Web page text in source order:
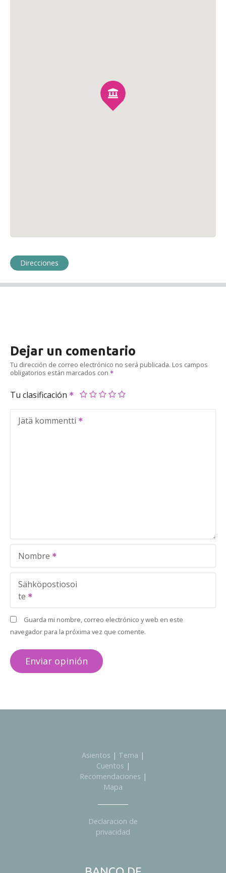
Direcciones
Dejar un comentario
Tu dirección de correo electrónico no será publicada. Los campos
obligatorios están marcados con
Tu clasificación
Jätä kommentti
Nombre
Sähköpostiosoi
te
Guarda mi nombre, correo electrónico y web en este
navegador para la próxima vez que comente.
Asientos | Tema |
Cuentos |
Recomendaciones |
Mapa
Declaracion de
privacidad